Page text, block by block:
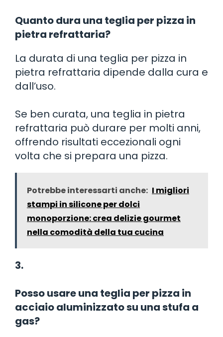
Quanto dura una teglia per pizza in
pietra refrattaria?
La durata di una teglia per pizza in
pietra refrattaria dipende dalla cura e
dall’uso.
Se ben curata, una teglia in pietra
refrattaria può durare per molti anni,
offrendo risultati eccezionali ogni
volta che si prepara una pizza.
Potrebbe interessarti anche: I migliori
stampi in silicone per dolci
monoporzione: crea delizie gourmet
nella comodità della tua cucina
3.
Posso usare una teglia per pizza in
acciaio aluminizzato su una stufa a
gas?